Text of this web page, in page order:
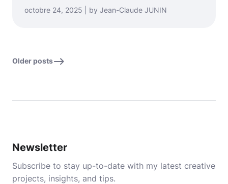
octobre 24, 2025 | by Jean-Claude JUNIN
Older posts
Newsletter
Subscribe to stay up-to-date with my latest creative
projects, insights, and tips.